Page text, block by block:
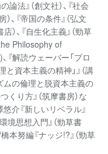
法』（創文社）、『社会
、『帝国の条件』（弘文
店）、『自生化主義』（勁草
Philosophy of
『解読ウェーバー「プロ
資本主義の精神」』（講
ムの倫理と脱資本主義の
くり方』（筑摩書房）な
介『新しいリベラル』
境思想入門』（勁草書
本努編『ナッジ!?』（勁草